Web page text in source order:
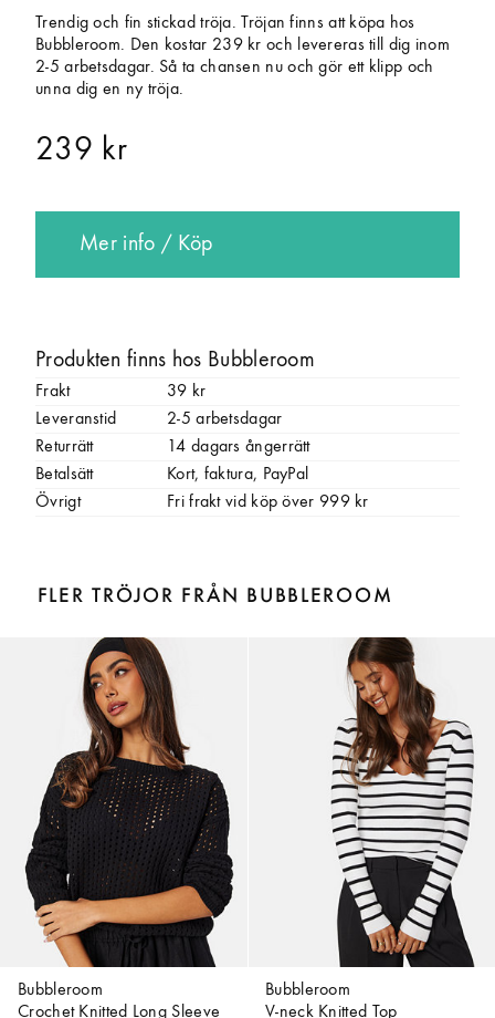
Trendig och fin stickad tröja. Tröjan finns att köpa hos
Bubbleroom. Den kostar 239 kr och levereras till dig inom
2-5 arbetsdagar. Så ta chansen nu och gör ett klipp och
unna dig en ny tröja.
239 kr
Mer info / Köp
Produkten finns hos Bubbleroom
Frakt
39 kr
Leveranstid
2-5 arbetsdagar
Returrätt
14 dagars ångerrätt
Betalsätt
Kort, faktura, PayPal
Övrigt
Fri frakt vid köp över 999 kr
FLER TRÖJOR FRÅN BUBBLEROOM
Bubbleroom
Crochet Knitted Long Sleeve
Bubbleroom
V-neck Knitted Top